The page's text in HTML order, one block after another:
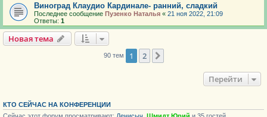
Виноград Клаудио Кардинале- ранний, сладкий
Последнее сообщение Пузенко Наталья « 21 ноя 2022, 21:09
Ответы: 1
Новая тема
90 тем 1 2
Перейти
КТО СЕЙЧАС НА КОНФЕРЕНЦИИ